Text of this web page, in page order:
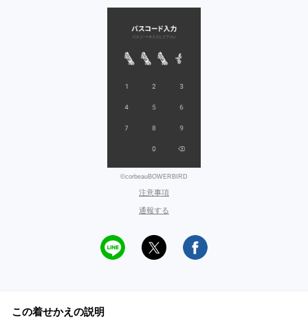
©corbeauBOWERBIRD
注意事項
通報する
この着せかえの説明